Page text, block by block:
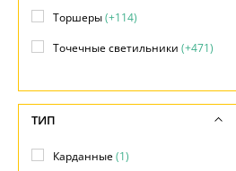
Торшеры(+114)
Точечные светильники (+471)
Уличные светильники(+306)
ТИП
Карданные(1)